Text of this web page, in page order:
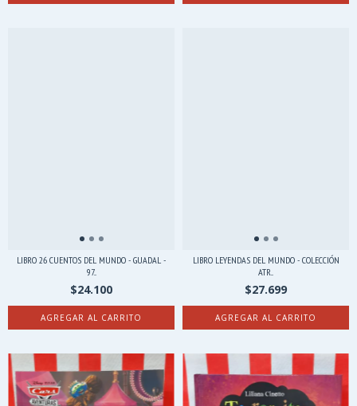
LIBRO 26 CUENTOS DEL MUNDO - GUADAL -
97...
$24.100
LIBRO LEYENDAS DEL MUNDO - COLECCIÓN
ATR...
$27.699